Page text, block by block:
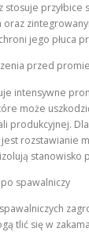
stosuje przyłbice
jego płuca
przed
intensywne
może
produkcyjnej.
rozstawianie
stanowisko
spawalniczy
tlić się w